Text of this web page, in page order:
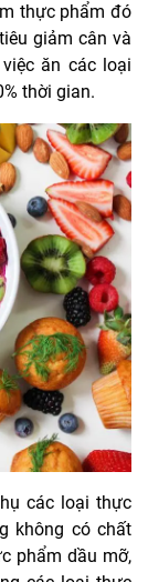
thực phẩm đó
giảm cân và
ăn các loại
thời gian.
các loại thực
không có chất
phẩm dầu mỡ,